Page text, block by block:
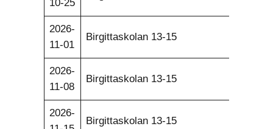
10-25
2026-
11-01
Birgittaskolan 13-15
2026-
11-08
Birgittaskolan 13-15
2026-
Birgittaskolan 13-15